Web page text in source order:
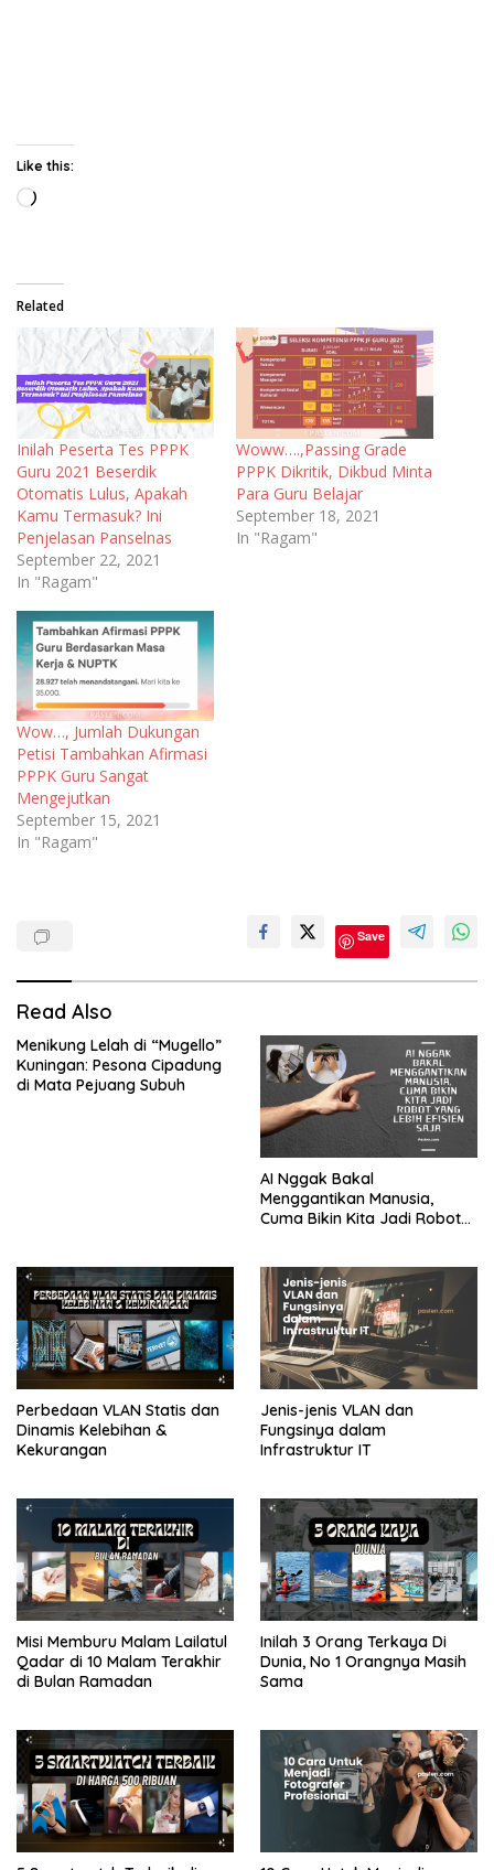
Like this:
Loading…
Related
Inilah Peserta Tes PPPK
Guru 2021 Beserdik
Otomatis Lulus, Apakah
Kamu Termasuk? Ini
Penjelasan Panselnas
September 22, 2021
In "Ragam"
Woww….,Passing Grade
PPPK Dikritik, Dikbud Minta
Para Guru Belajar
September 18, 2021
In "Ragam"
Wow…, Jumlah Dukungan
Petisi Tambahkan Afirmasi
PPPK Guru Sangat
Mengejutkan
September 15, 2021
In "Ragam"
P3k
2021
Soal
Save
Read Also
Menikung Lelah di “Mugello”
Kuningan: Pesona Cipadung
di Mata Pejuang Subuh
AI Nggak Bakal
Menggantikan Manusia,
Cuma Bikin Kita Jadi Robot
Perbedaan VLAN Statis dan
Dinamis Kelebihan &
Kekurangan
Jenis-jenis VLAN dan
Fungsinya dalam
Infrastruktur IT
Misi Memburu Malam Lailatul
Qadar di 10 Malam Terakhir
di Bulan Ramadan
Inilah 3 Orang Terkaya Di
Dunia, No 1 Orangnya Masih
Sama